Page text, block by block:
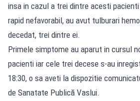
insa in cazul a trei dintre acesti
rapid nefavorabil, au avut tulburari
decedat, trei dintre ei.
Primele simptome au aparut in cursul
pacienti iar cele trei decese s-au
18:30, o sa aveti la dispozitie
de Sanatate Publică Vaslui.